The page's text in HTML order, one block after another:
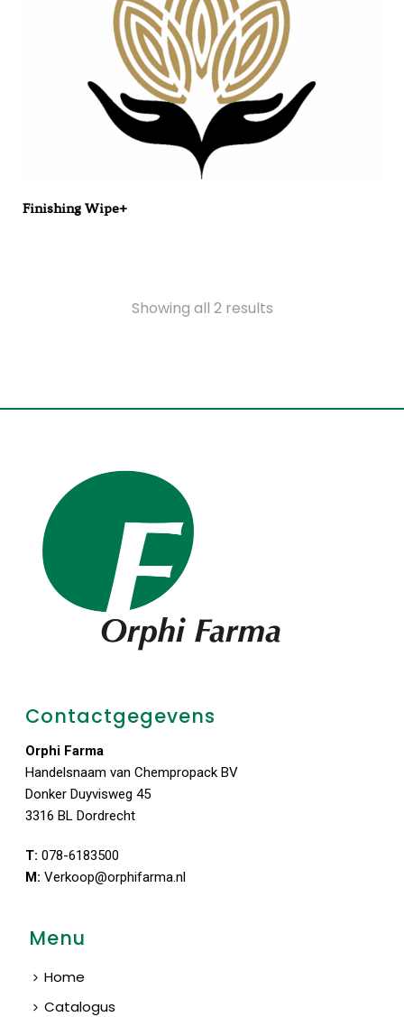
Finishing Wipe+
Showing all 2 results
Contactgegevens
Orphi Farma
Handelsnaam van Chempropack BV
Donker Duyvisweg 45
3316 BL Dordrecht
T: 078-6183500
M: Verkoop@orphifarma.nl
Menu
Home
Catalogus